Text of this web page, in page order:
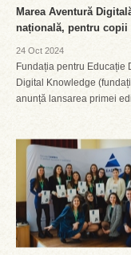
Marea Aventură
națională, pentru copii
24 Oct 2024
Fundația pentru Educație
Digital Knowledge
anunță lansarea primei